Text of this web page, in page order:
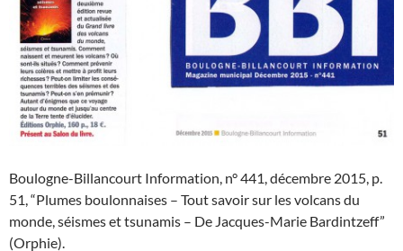
Boulogne-Billancourt Information, n° 441, décembre 2015, p.
51, “Plumes boulonnaises – Tout savoir sur les volcans du
monde, séismes et tsunamis – De Jacques-Marie Bardintzeff”
(Orphie).